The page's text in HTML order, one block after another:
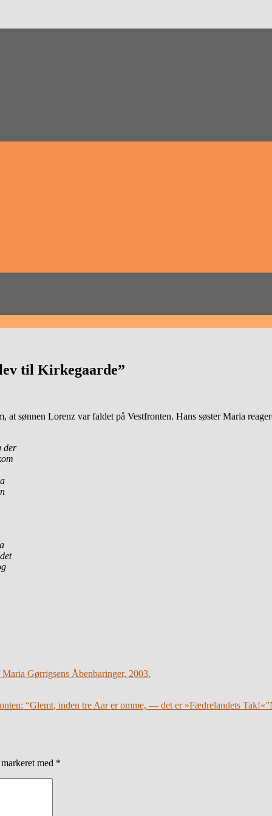
til Kirkegaarde”
sønnen Lorenz var faldet på Vestfronten. Hans søster Maria
der
Gørrigsens Åbenbaringer, 2003.
“Glemt, inden tre Aar er omme, — det er »Fædrelandets Tak!«”
med *